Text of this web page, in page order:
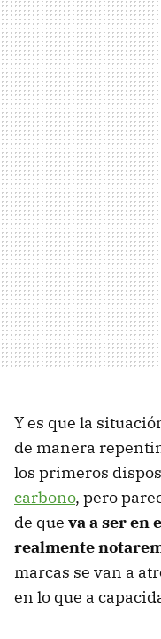
Y es que la
de manera
los primeros
carbono, pero
de que va a ser en
realmente
marcas se van a
en lo que a